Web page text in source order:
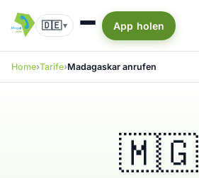
🇩🇪▾ App holen
Home Tarife Madagaskar anrufen
🇲🇬